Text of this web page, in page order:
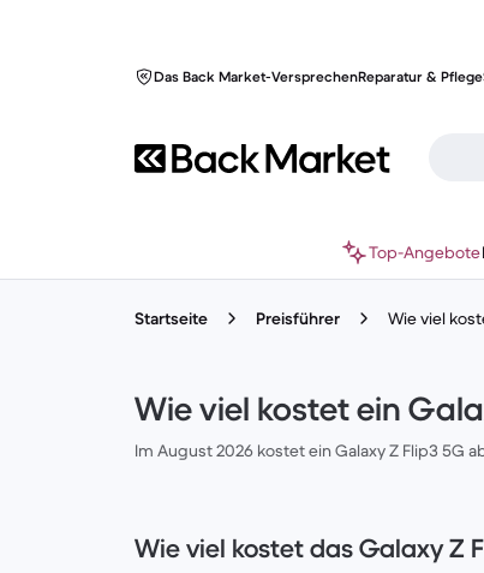
Das Back Market-VersprechenReparatur & Pflege
Top-Angebote
Startseite Preisführer Wie viel
Wie viel kostet ein
Im August 2026 kostet ein Galaxy Z Flip3 5G
Wie viel kostet das Galaxy Z